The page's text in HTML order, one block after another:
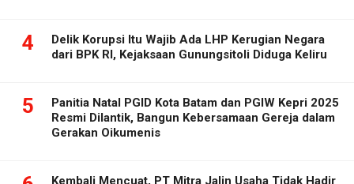
4
Delik Korupsi Itu Wajib Ada LHP Kerugian Negara
dari BPK RI, Kejaksaan Gunungsitoli Diduga Keliru
5
Panitia Natal PGID Kota Batam dan PGIW Kepri 2025
Resmi Dilantik, Bangun Kebersamaan Gereja dalam
Gerakan Oikumenis
Kembali Mencuat, PT Mitra Jalin Usaha Tidak Hadir